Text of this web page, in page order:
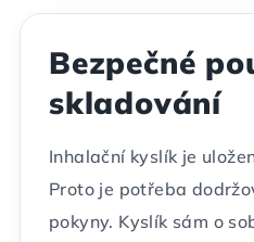
Bezpečné
skladování
Inhalační kyslík je
Proto je potřeba
pokyny. Kyslík sám o